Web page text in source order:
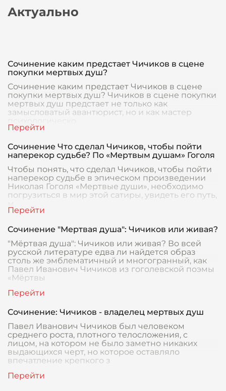
Актуально
Сочинение каким предстает Чичиков в сцене
покупки мертвых душ?
Сочинение каким предстает Чичиков в сцене
покупки мертвых душ? Чичиков в сцене покупки
мертвых душ предстает не только как
замысловатый авантюрист, но и как мастер
Сочинение Что сделал Чичиков, чтобы пойти
наперекор судьбе? По «Мертвым душам» Гоголя
Чтобы понять, что сделал Чичиков, чтобы пойти
наперекор судьбе в эпическом произведении
Николая Гоголя «Мертвые души», необходимо
погрузиться в мир этой сатиры, увидеть его путь,
Сочинение "Мертвая душа": Чичиков или живая?
"Мёртвая душа": Чичиков или живая? Во всей
русской литературе едва ли найдется образ
столь же эмблематичный и многогранный, как
Павел Иванович Чичиков из гоголевской поэмы
«Мёртвы
Сочинение: Чичиков - владелец мертвых душ
Павел Иванович Чичиков был человеком
среднего роста, плотного телосложения, с
лицом, на котором не было заметно никаких
выдающихся черт, но которое оставляло
впечатление крепкого з